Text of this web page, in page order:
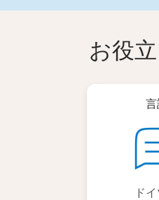
お役
ド